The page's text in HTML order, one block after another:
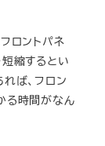
ロントパネ
縮するとい
ば、フロン
る時間がなん